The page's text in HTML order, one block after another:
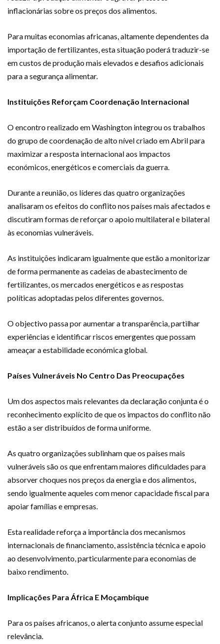
inflacionárias sobre os preços dos alimentos.
Para muitas economias africanas, altamente dependentes da
importação de fertilizantes, esta situação poderá traduzir-se
em custos de produção mais elevados e desafios adicionais
para a segurança alimentar.
Instituições Reforçam Coordenação Internacional
O encontro realizado em Washington integrou os trabalhos
do grupo de coordenação de alto nível criado em Abril para
maximizar a resposta internacional aos impactos
económicos, energéticos e comerciais da guerra.
Durante a reunião, os líderes das quatro organizações
analisaram os efeitos do conflito nos países mais afectados e
discutiram formas de reforçar o apoio multilateral e bilateral
às economias vulneráveis.
As instituições indicaram igualmente que estão a monitorizar
de forma permanente as cadeias de abastecimento de
fertilizantes, os mercados energéticos e as respostas
políticas adoptadas pelos diferentes governos.
O objectivo passa por aumentar a transparência, partilhar
experiências e identificar riscos emergentes que possam
ameaçar a estabilidade económica global.
Países Vulneráveis No Centro Das Preocupações
Um dos aspectos mais relevantes da declaração conjunta é o
reconhecimento explícito de que os impactos do conflito não
estão a ser distribuídos de forma uniforme.
As quatro organizações sublinham que os países mais
vulneráveis são os que enfrentam maiores dificuldades para
absorver choques nos preços da energia e dos alimentos,
sendo igualmente aqueles com menor capacidade fiscal para
apoiar famílias e empresas.
Esta realidade reforça a importância dos mecanismos
internacionais de financiamento, assistência técnica e apoio
ao desenvolvimento, particularmente para economias de
baixo rendimento.
Implicações Para África E Moçambique
Para os países africanos, o alerta conjunto assume especial
relevância.